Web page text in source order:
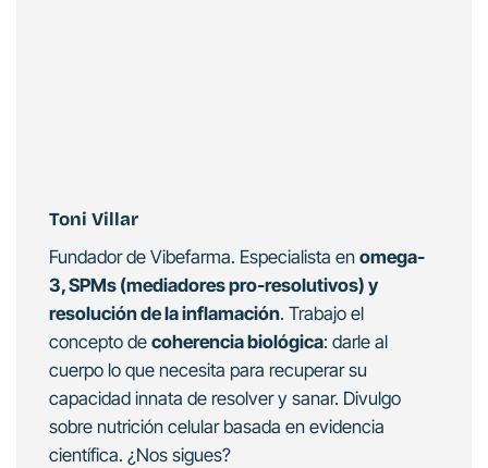
Toni Villar
Fundador de Vibefarma. Especialista en omega-
3, SPMs (mediadores pro-resolutivos) y
resolución de la inflamación. Trabajo el
concepto de coherencia biológica: darle al
cuerpo lo que necesita para recuperar su
capacidad innata de resolver y sanar. Divulgo
sobre nutrición celular basada en evidencia
científica. ¿Nos sigues?